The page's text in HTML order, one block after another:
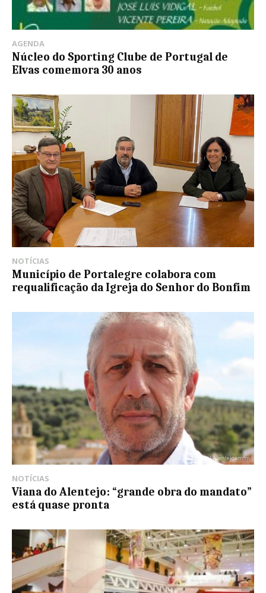
AGENDA
Núcleo do Sporting Clube de Portugal de
Elvas comemora 30 anos
NOTÍCIAS
Município de Portalegre colabora com
requalificação da Igreja do Senhor do Bonfim
NOTÍCIAS
Viana do Alentejo: “grande obra do mandato”
está quase pronta